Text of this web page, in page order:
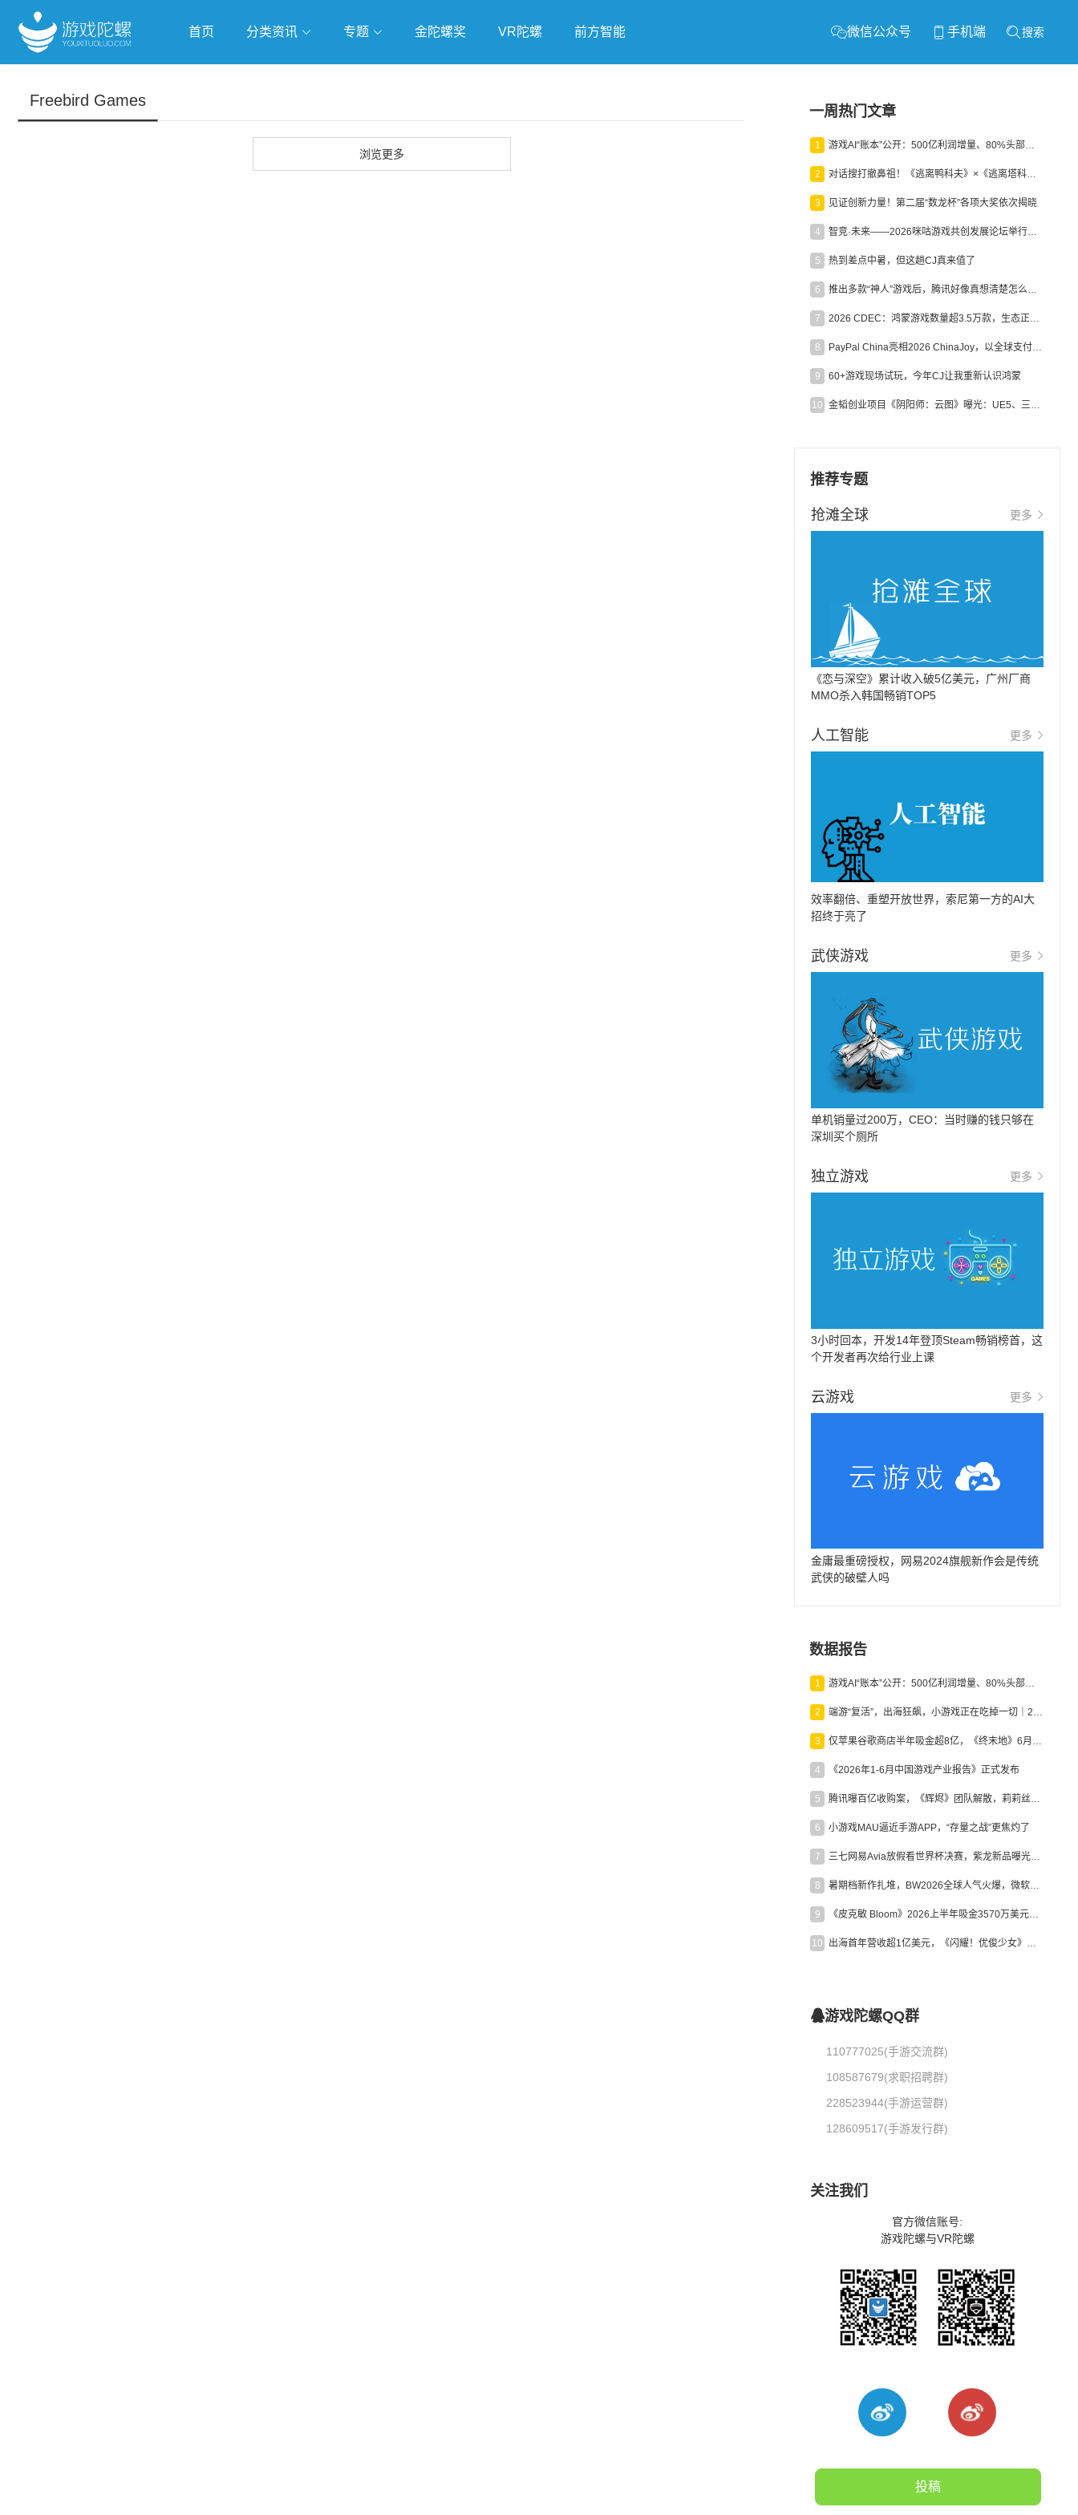
首页 分类资讯 专题 金陀螺奖 VR陀螺 前方智能 微信公众号 手机端 搜索
Freebird Games
浏览更多
一周热门文章
1 游戏AI“账本”公开：500亿利润增量、80%头部入局，谁在闷声发财？
2 对话搜打撤鼻祖！《逃离鸭科夫》×《逃离塔科夫》官方线下沙龙落幕
3 见证创新力量！第二届“数龙杯”各项大奖依次揭晓
4 智竞·未来——2026咪咕游戏共创发展论坛举行：聚力精品内容、AI创作与电竞生态，共建高品质益智健康游戏社区
5 热到差点中暑，但这趟CJ真来值了
6 推出多款“神人”游戏后，腾讯好像真想清楚怎么做二次元了
7 2026 CDEC：鸿蒙游戏数量超3.5万款，生态正循环加速产业高质量发展
8 PayPal China亮相2026 ChinaJoy，以全球支付能力助力中国游戏企业深化全球运营
9 60+游戏现场试玩，今年CJ让我重新认识鸿蒙
10 金韬创业项目《阴阳师：云图》曝光：UE5、三端互通、ARPG
推荐专题
抢滩全球 更多
《恋与深空》累计收入破5亿美元，广州厂商
MMO杀入韩国畅销TOP5
人工智能 更多
效率翻倍、重塑开放世界，索尼第一方的AI大
招终于亮了
武侠游戏 更多
单机销量过200万，CEO：当时赚的钱只够在
深圳买个厕所
独立游戏 更多
3小时回本，开发14年登顶Steam畅销榜首，这
个开发者再次给行业上课
云游戏 更多
金庸最重磅授权，网易2024旗舰新作会是传统
武侠的破壁人吗
数据报告
1 游戏AI“账本”公开：500亿利润增量、80%头部入局，谁在闷声发财？
2 端游“复活”，出海狂飙，小游戏正在吃掉一切｜2026上半年产业报告
3 仅苹果谷歌商店半年吸金超8亿，《终末地》6月份收入显著回暖
4 《2026年1-6月中国游戏产业报告》正式发布
5 腾讯曝百亿收购案，《辉烬》团队解散，莉莉丝新作曝光｜陀螺周报
6 小游戏MAU逼近手游APP，“存量之战”更焦灼了
7 三七网易Avia放假看世界杯决赛，紫龙新品曝光，米哈游新作上线 | 陀螺周报
8 暑期档新作扎堆，BW2026全球人气火爆，微软XBOX大裁员|陀螺周报
9 《皮克敏 Bloom》2026上半年吸金3570万美元，中国台湾成最大市场
10 出海首年营收超1亿美元，《闪耀！优俊少女》美国市场占比达七成
游戏陀螺QQ群
110777025(手游交流群)
108587679(求职招聘群)
228523944(手游运营群)
128609517(手游发行群)
关注我们
官方微信账号:
游戏陀螺与VR陀螺
投稿